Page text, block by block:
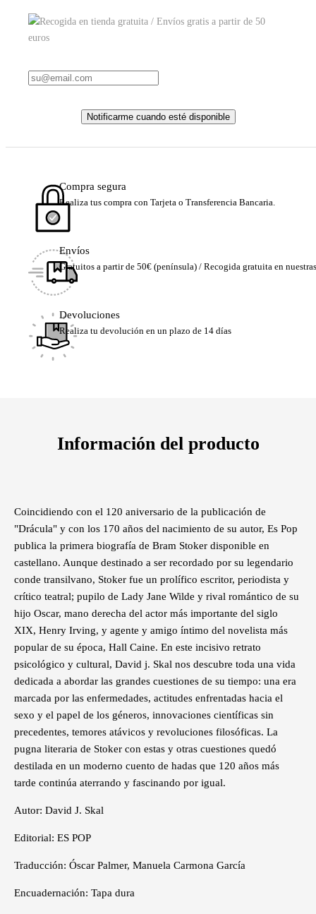
Notificarme cuando esté disponible
Compra segura
Realiza tus compra con Tarjeta o Transferencia Bancaria.
Envíos
Gratuitos a partir de 50€ (península) / Recogida gratuita en
Devoluciones
Realiza tu devolución en un plazo de 14 días
Información del producto
Coincidiendo con el 120 aniversario de la publicación de
"Drácula" y con los 170 años del nacimiento de su autor, Es Pop
publica la primera biografía de Bram Stoker disponible en
castellano. Aunque destinado a ser recordado por su legendario
conde transilvano, Stoker fue un prolífico escritor, periodista y
crítico teatral; pupilo de Lady Jane Wilde y rival romántico de su
hijo Oscar, mano derecha del actor más importante del siglo
XIX, Henry Irving, y agente y amigo íntimo del novelista más
popular de su época, Hall Caine. En este incisivo retrato
psicológico y cultural, David j. Skal nos descubre toda una vida
dedicada a abordar las grandes cuestiones de su tiempo: una era
marcada por las enfermedades, actitudes enfrentadas hacia el
sexo y el papel de los géneros, innovaciones científicas sin
precedentes, temores atávicos y revoluciones filosóficas. La
pugna literaria de Stoker con estas y otras cuestiones quedó
destilada en un moderno cuento de hadas que 120 años más
tarde continúa aterrando y fascinando por igual.
Autor: David J. Skal
Editorial: ES POP
Traducción: Óscar Palmer, Manuela Carmona García
Encuadernación: Tapa dura